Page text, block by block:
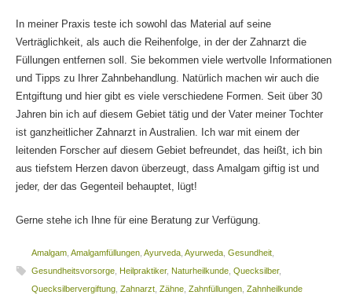
In meiner Praxis teste ich sowohl das Material auf seine
Verträglichkeit, als auch die Reihenfolge, in der der Zahnarzt die
Füllungen entfernen soll. Sie bekommen viele wertvolle Informationen
und Tipps zu Ihrer Zahnbehandlung. Natürlich machen wir auch die
Entgiftung und hier gibt es viele verschiedene Formen. Seit über 30
Jahren bin ich auf diesem Gebiet tätig und der Vater meiner Tochter
ist ganzheitlicher Zahnarzt in Australien. Ich war mit einem der
leitenden Forscher auf diesem Gebiet befreundet, das heißt, ich bin
aus tiefstem Herzen davon überzeugt, dass Amalgam giftig ist und
jeder, der das Gegenteil behauptet, lügt!
Gerne stehe ich Ihne für eine Beratung zur Verfügung.
Amalgam, Amalgamfüllungen, Ayurveda, Ayurweda, Gesundheit,
Gesundheitsvorsorge, Heilpraktiker, Naturheilkunde, Quecksilber,
Quecksilbervergiftung, Zahnarzt, Zähne, Zahnfüllungen, Zahnheilkunde